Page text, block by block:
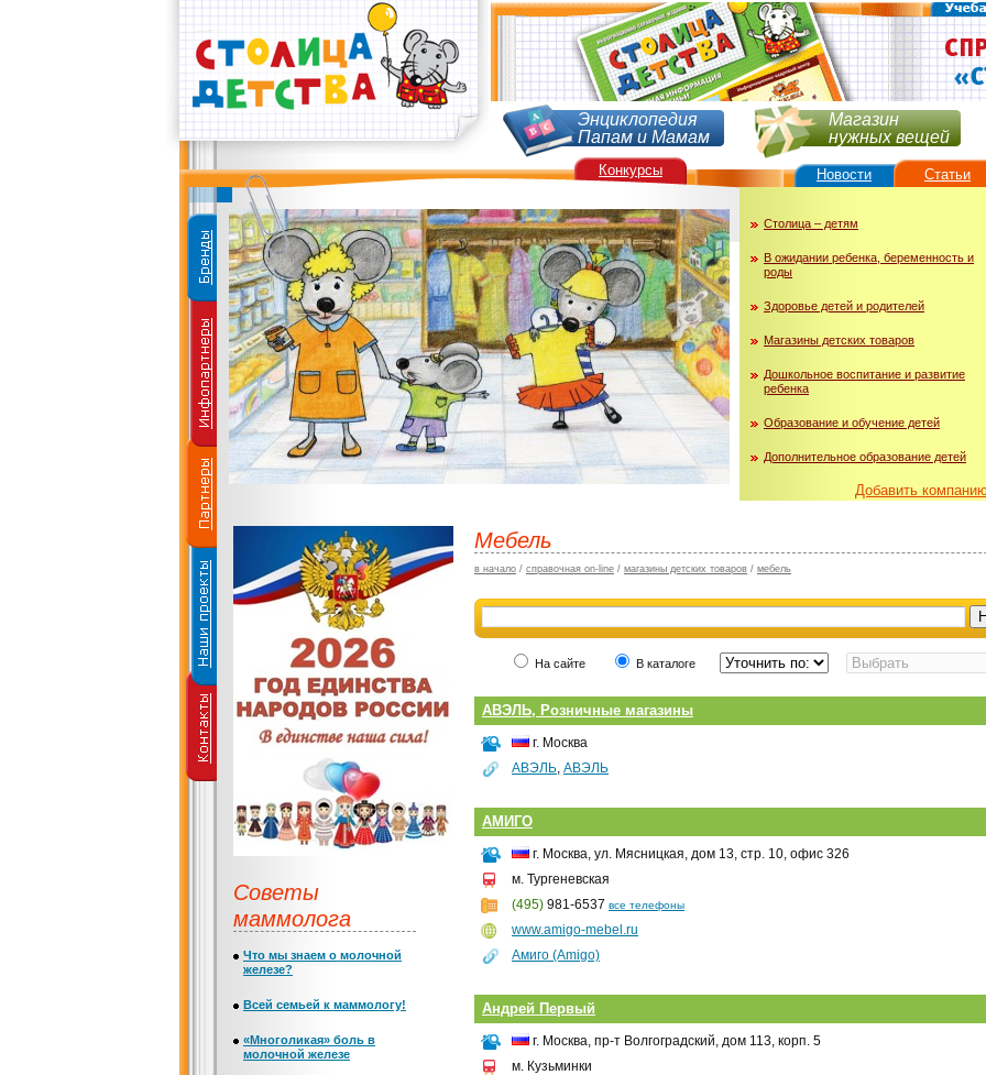
Энциклопедия
Папам и Мамам
Магазин
нужных вещей
Столица – детям
В ожидании ребенка, беременность и
роды
Здоровье детей и родителей
Магазины детских товаров
Дошкольное воспитание и развитие
ребенка
Образование и обучение детей
Дополнительное образование детей
Добавить
Мебель
в начало / справочная on-line / магазины детских товаров / мебель
На сайте В каталоге
АВЭЛЬ, Розничные магазины
г. Москва
АВЭЛЬ, АВЭЛЬ
АМИГО
г. Москва, ул. Мясницкая, дом 13, стр. 10, офис 326
м. Тургеневская
(495) 981-6537 все телефоны
www.amigo-mebel.ru
Амиго (Amigo)
Андрей Первый
г. Москва, пр-т Волгоградский, дом 113, корп. 5
м. Кузьминки
Советы
маммолога
Что мы знаем о молочной
железе?
Всей семьей к маммологу!
«Многоликая» боль в
молочной железе
Конкурсы Новости Статьи